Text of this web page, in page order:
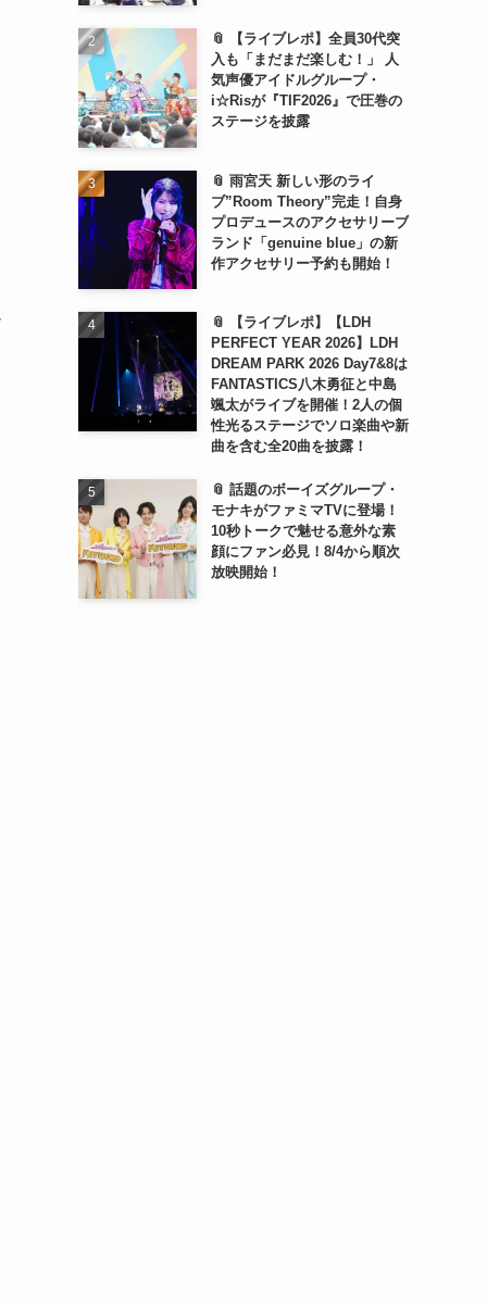
📎 【ライブレポ】全員30代突
入も「まだまだ楽しむ！」 人
気声優アイドルグループ・
i☆Risが『TIF2026』で圧巻の
ステージを披露
📎 雨宮天 新しい形のライ
ブ”Room Theory”完走！自身
プロデュースのアクセサリーブ
ランド「genuine blue」の新
作アクセサリー予約も開始！
📎 【ライブレポ】【LDH
PERFECT YEAR 2026】LDH
DREAM PARK 2026 Day7&8は
FANTASTICS八木勇征と中島
颯太がライブを開催！2人の個
性光るステージでソロ楽曲や新
曲を含む全20曲を披露！
📎 話題のボーイズグループ・
モナキがファミマTVに登場！
10秒トークで魅せる意外な素
顔にファン必見！8/4から順次
放映開始！